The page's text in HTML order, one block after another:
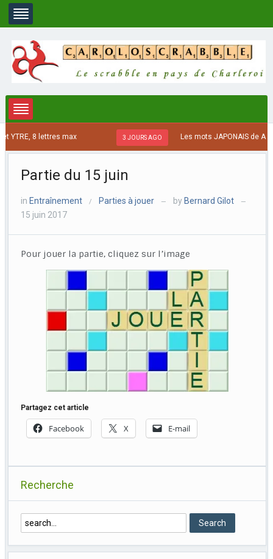
YTRE, 8 lettres max 3 JOURS AGO Les mots JAPONAIS de A à
Partie du 15 juin
in Entraînement / Parties à jouer — by Bernard Gilot —
15 juin 2017
Pour jouer la partie, cliquez sur l’image
Partagez cet article
Facebook X E-mail
Recherche